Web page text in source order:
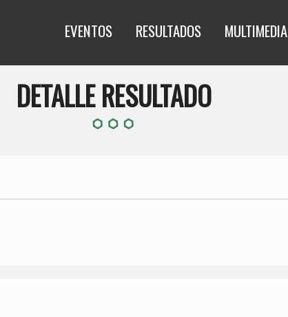
EVENTOS RESULTADOS MULTIMEDIA
DETALLE RESULTADO